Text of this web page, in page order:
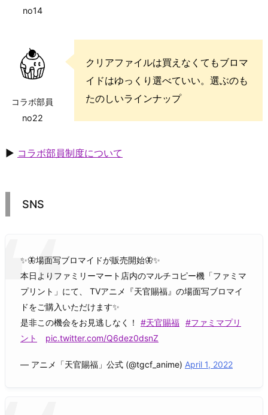
no14
コラボ部員
no22
クリアファイルは買えなくてもブロマ
イドはゆっくり選べていい。選ぶのも
たのしいラインナップ
▶ コラボ部員制度について
SNS
✨🦋場面写ブロマイドが販売開始🦋✨
本日よりファミリーマート店内のマルチコピー機「ファミマ
プリント」にて、 TVアニメ『天官賜福』の場面写ブロマイ
ドをご購入いただけます✨
是非この機会をお見逃しなく！
#天官賜福 #ファミマプリ
ント
pic.twitter.com/Q6dez0dsnZ
— アニメ「天官賜福」公式 (@tgcf_anime) April 1, 2022